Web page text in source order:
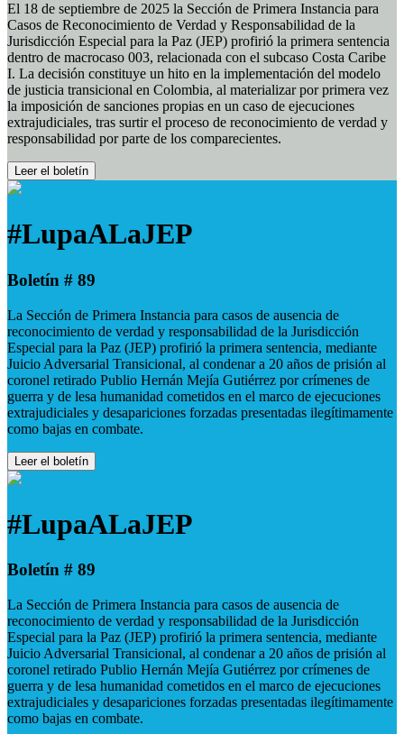
El 18 de septiembre de 2025 la Sección de Primera Instancia para
Casos de Reconocimiento de Verdad y Responsabilidad de la
Jurisdicción Especial para la Paz (JEP) profirió la primera sentencia
dentro de macrocaso 003, relacionada con el subcaso Costa Caribe
I. La decisión constituye un hito en la implementación del modelo
de justicia transicional en Colombia, al materializar por primera vez
la imposición de sanciones propias en un caso de ejecuciones
extrajudiciales, tras surtir el proceso de reconocimiento de verdad y
responsabilidad por parte de los comparecientes.
Leer el boletín
#LupaALaJEP
Boletín # 89
La Sección de Primera Instancia para casos de ausencia de
reconocimiento de verdad y responsabilidad de la Jurisdicción
Especial para la Paz (JEP) profirió la primera sentencia, mediante
Juicio Adversarial Transicional, al condenar a 20 años de prisión al
coronel retirado Publio Hernán Mejía Gutiérrez por crímenes de
guerra y de lesa humanidad cometidos en el marco de ejecuciones
extrajudiciales y desapariciones forzadas presentadas ilegítimamente
como bajas en combate.
Leer el boletín
#LupaALaJEP
Boletín # 89
La Sección de Primera Instancia para casos de ausencia de
reconocimiento de verdad y responsabilidad de la Jurisdicción
Especial para la Paz (JEP) profirió la primera sentencia, mediante
Juicio Adversarial Transicional, al condenar a 20 años de prisión al
coronel retirado Publio Hernán Mejía Gutiérrez por crímenes de
guerra y de lesa humanidad cometidos en el marco de ejecuciones
extrajudiciales y desapariciones forzadas presentadas ilegítimamente
como bajas en combate.